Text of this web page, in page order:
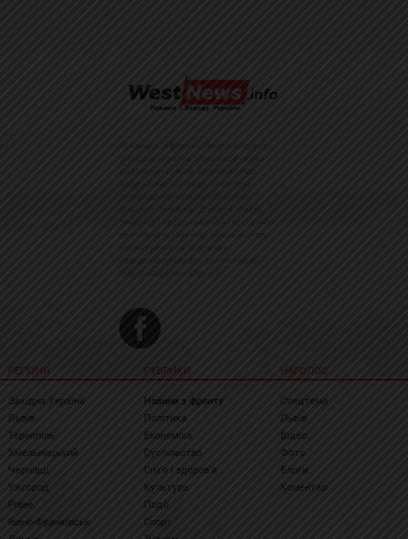
РЕГІОНИ
Західна Україна
Львів
Тернопіль
Хмельницький
Чернівці
Ужгород
Рівне
Івано-Франківськ
РУБРИКИ
Новини з фронту
Політика
Економіка
Суспільство
Сім'я і здоров'я
Культура
Події
Спорт
НАГОЛОС
Спецтема
Львів
Відео
Фото
Блоги
Коментар